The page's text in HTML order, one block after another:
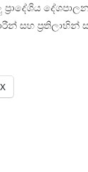
සහ ප්‍රතිලාභින්
X